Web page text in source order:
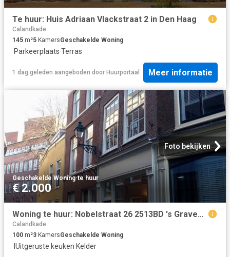
Te huur: Huis Adriaan Vlackstraat 2 in Den Haag
Calandkade
145 m²5 KamersGeschakelde Woning
·Parkeerplaats·Terras
1 dag geleden aangeboden door Huurportaal Meer informatie
Foto bekijken
Geschakelde Woning·te huur
€ 2.000
Woning te huur: Nobelstraat 26 2513BD 's Gravenhage
Calandkade
100 m²3 KamersGeschakelde Woning
· IUitgeruste keuken·Kelder